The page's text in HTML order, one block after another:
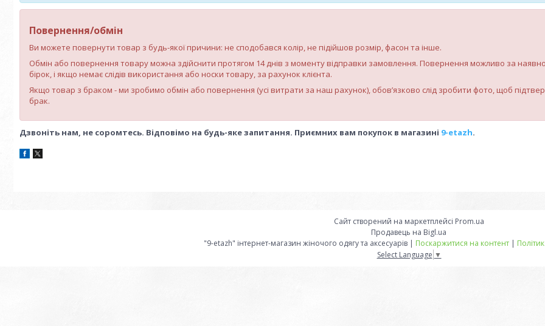
Повернення/обмін
Ви можете повернути товар з будь-якої причини: не сподобався колір, не підійшов розмір, фасон та інше.
Обмін або повернення товару можна здійснити протягом 14 днів з моменту відправки замовлення. Повернення можливо за
бірок, і якщо немає слідів використання або носки товару, за рахунок клієнта.
Якщо товар з браком - ми зробимо обмін або повернення (усі витрати за наш рахунок), обов’язково слід зробити фото, щоб
брак.
Дзвоніть нам, не соромтесь. Відповімо на будь-яке запитання. Приємних вам покупок в магазині 9-etazh.
Сайт створений на маркетплейсі Prom.ua
Продавець на Bigl.ua
"9-etazh" інтернет-магазин жіночого одягу та аксесуарів | Поскаржитися на контент |
Select Language ▼